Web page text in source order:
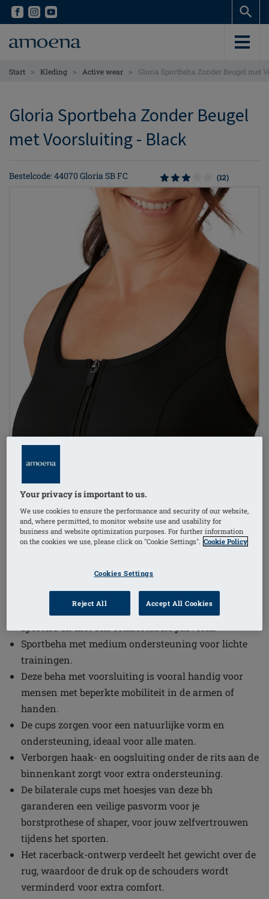
Skip
content
Skip
content
Start > Kleding > Active wear > Gloria Sportbeha Zonder Beugel met
Gloria Sportbeha Zonder Beugel
met Voorsluiting - Black
Bestelcode: 44070 Gloria SB FC (12)
1/4
Bestelcode: 44070 Gloria SB FC
Voel je zelfverzekerd en ondersteund in onze
beugelvrije sportbeha, ontworpen voor lichte
Sportbeha met medium ondersteuning voor lichte
trainingen.
Deze beha met voorsluiting is vooral handig voor
mensen met beperkte mobiliteit in de armen of
handen.
De cups zorgen voor een natuurlijke vorm en
ondersteuning, ideaal voor alle maten.
Verborgen haak- en oogsluiting onder de rits aan de
binnenkant zorgt voor extra ondersteuning.
De bilaterale cups met hoesjes van deze bh
garanderen een veilige pasvorm voor je
borstprothese of shaper, voor jouw zelfvertrouwen
tijdens het sporten.
Het racerback-ontwerp verdeelt het gewicht over de
rug, waardoor de druk op de schouders wordt
verminderd voor extra comfort.
Your privacy is important to us.
We use cookies to ensure the performance and security of our website,
and, where permitted, to monitor website use and usability for
business and website optimization purposes. For further information
on the cookies we use, please click on "Cookie Settings". Cookie Policy
Cookies Settings
Reject All Accept All Cookies